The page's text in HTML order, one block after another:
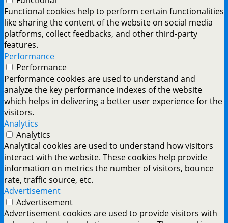
Functional cookies help to perform certain functionalities
like sharing the content of the website on social media
platforms, collect feedbacks, and other third-party
features.
Performance
Performance
Performance cookies are used to understand and
analyze the key performance indexes of the website
which helps in delivering a better user experience for the
visitors.
Analytics
Analytics
Analytical cookies are used to understand how visitors
interact with the website. These cookies help provide
information on metrics the number of visitors, bounce
rate, traffic source, etc.
Advertisement
Advertisement
Advertisement cookies are used to provide visitors with